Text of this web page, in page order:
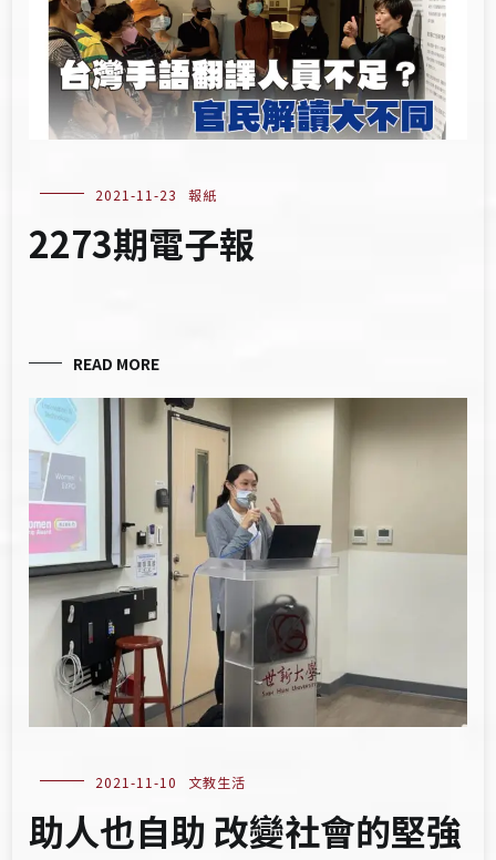
2021-11-23 報紙
2273期電子報
READ MORE
2021-11-10 文教生活
助人也自助 改變社會的堅強